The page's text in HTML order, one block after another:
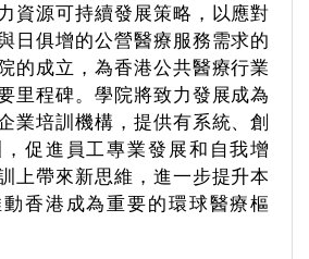
資源可持續發展策略，以應對
日俱增的公營醫療服務需求的
的成立，為香港公共醫療行業
里程碑。學院將致力發展成為
業培訓機構，提供有系統、創
促進員工專業發展和自我增
上帶來新思維，進一步提升本
香港成為重要的環球醫療樞